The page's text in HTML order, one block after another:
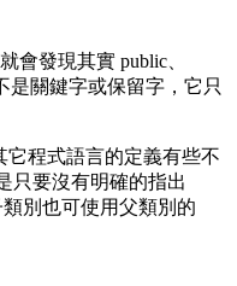
會發現其實 public、
是關鍵字或保留字，它只
它程式語言的定義有些不
只要沒有明確的指出
別也可使用父類別的